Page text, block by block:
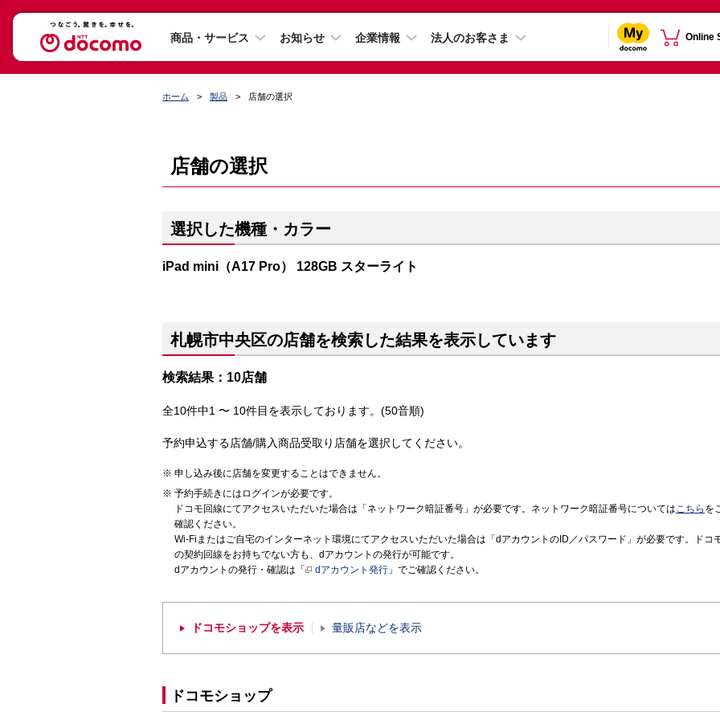
商品・サービス お知らせ 企業情報 法人のお客さま Online
ホーム 製品 店舗の選択
店舗の選択
選択した機種・カラー
iPad mini（A17 Pro） 128GB スターライト
札幌市中央区の店舗を検索した結果を表示しています
検索結果：10店舗
全10件中1 〜 10件目を表示しております。(50音順)
予約申込する店舗/購入商品受取り店舗を選択してください。
申し込み後に店舗を変更することはできません。
予約手続きにはログインが必要です。
ドコモ回線にてアクセスいただいた場合は「ネットワーク暗証番号」が必要です。ネットワーク暗証番号についてはこちら を
確認ください。
Wi-Fiまたはご自宅のインターネット環境にてアクセスいただいた場合は「dアカウントのID／パスワード」が必要です。ドコ
の契約回線をお持ちでない方も、dアカウントの発行が可能です。
dアカウントの発行・確認は「
dアカウント発行 」でご確認ください。
ドコモショップを表示 量販店などを表示
ドコモショップ